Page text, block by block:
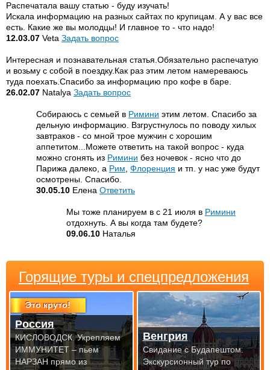
Распечатала вашу статью - буду изучать!
Искала информацию на разных сайтах по крупицам. А у вас все
есть. Какие же вы молодцы! И главное то - что надо!
12.03.07 Veta Задать вопрос
Интересная и познавательная статья.Обязательно распечатую
и возьму с собой в поездку.Как раз этим летом намереваюсь
туда поехать.Спасибо за информацию про кофе в баре.
26.02.07 Natalya Задать вопрос
Собираюсь с семьей в Римини этим летом. Спасибо за
дельную информацию. Взгрустнулось по поводу хилых
завтраков - со мной трое мужчин с хорошим
аппетитом...Можете ответить на такой вопрос - куда
можно сгонять из Римини без ночевок - ясно что до
Парижа далеко, а Рим Флоренция и тп. у нас уже будут
осмотрены. Спасибо.
30.05.10 Елена Ответить
Мы тоже планируем в с 21 июля в Римини
отдохнуть. А вы когда там будете?
09.06.10 Наталья
Горящие туры и спецпредложения
Это круто!
Россия
КИСЛОВОДСК. Укрепляем
ИММУНИТЕТ – пьем
НАРЗАН прямо из
Венгрия
Свидание с Будапештом.
Экскурсионный тур по